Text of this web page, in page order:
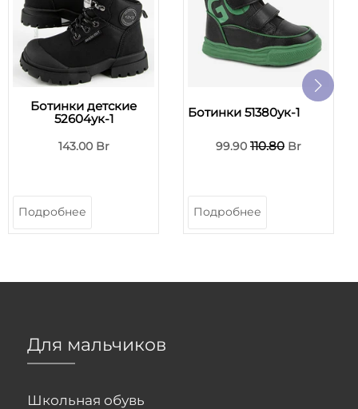
Ботинки детские
52604ук-1
143.00 Br
Подробнее
Ботинки 51380ук-1
99.90 110.80 Br
Подробнее
Для мальчиков
Школьная обувь